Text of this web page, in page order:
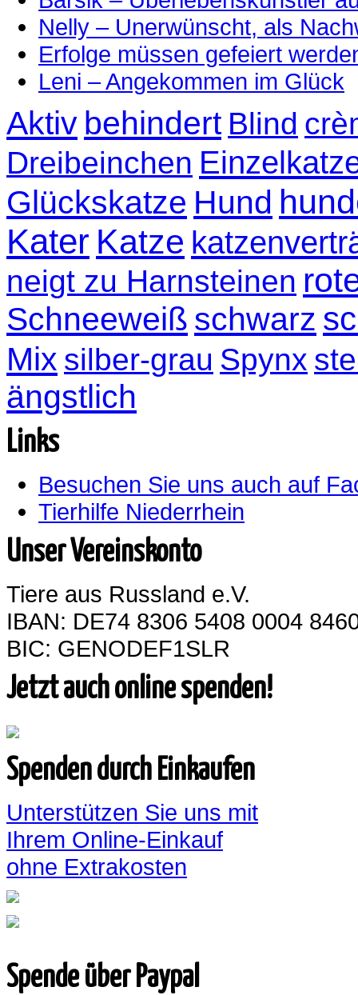
Nelly – Unerwünscht, als
Erfolge müssen gefeiert
Leni – Angekommen im Glück
Aktiv behindert Blind
Dreibeinchen
Glückskatze Hund
Kater Katze
neigt zu Harnsteinen
Schneeweiß schwarz
Mix silber-grau Spynx
ängstlich
Links
Besuchen Sie uns auch auf
Tierhilfe Niederrhein
Unser Vereinskonto
Tiere aus Russland e.V.
IBAN: DE74 8306 5408 0004
BIC: GENODEF1SLR
Jetzt auch online spenden!
Spenden durch Einkaufen
Unterstützen Sie uns mit
Ihrem Online-Einkauf
ohne Extrakosten
Spende über Paypal